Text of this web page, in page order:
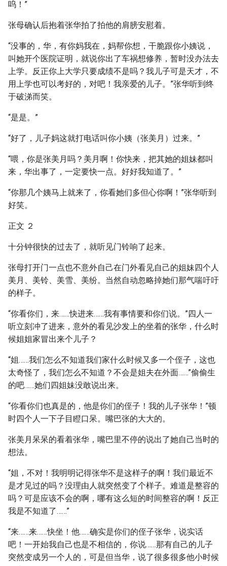
呜！”
张母确认后抱着张华拍了拍他的肩膀安慰着。
“没事的，华，有你妈我在，妈帮你想，干脆跟你小姨说，
叫她开个医院证明，就说你出了车祸想修养，暂时没办法去
上学。反正你上大学只要成绩不是吗？我儿子可是天才，不
用上学也可以考好的，对吧！我亲爱的儿子。”张华听到终
于破涕而笑。
“是是。”
“好了，儿子妈这就打电话叫你小姨（张美月）过来。”
“喂，你是张美月吗？美月啊！你快来，把其她的姐妹都叫
来，华出事了，一定要快一点。好好我知道了。”
“你那几个姨马上就来了，你看她们多但心你啊！”张华听到
好笑。
正文 ２
十分钟很快的过去了，就听见门铃响了起来。
张母打开门一点也不意外自己在门外看见自己的姐妹四个人
美月、美铃、美雪、美纷。当然自动忽略掉她们那气喘吁吁
的样子。
“你看你们，来……快进来……我有事情要和你们说。”四人一
听立刻冲了进来，意外的看见沙发上的坐着的张华，什么时
候姐姐家冒出来个儿子？
“姐……我们怎么不知道我们家什么时候又多一个侄子，这也
太奇怪了，我们怎么不知道？不会是姐夫在外面……”偷偷生
的吧……她们四姐妹没敢说出来。
“你看你们也真是的，他是你们的侄子！我的儿子张华！”顿
时四个人一下子目瞪口呆。嘴巴张的大大的。
张美月呆呆的看着张华，嘴巴里不停的说出了她自己当时的
想法。
“姐，不对！我明明记得张华不是这样子的啊！我们最近不
是才见过的吗？没理由人就突然变了个样子。难道是整容的
吗？可是应该不会的啊，哪有这么短的时间整容的啊！反正
我是不知道了……”
“来……来……快坐！他……确实是你们的侄子张华，说实话
吧！一开始我自己也是不相信的，你说……那有自己的儿子
突然变成另一个人的，可是但当华，说了很多很多他小时候